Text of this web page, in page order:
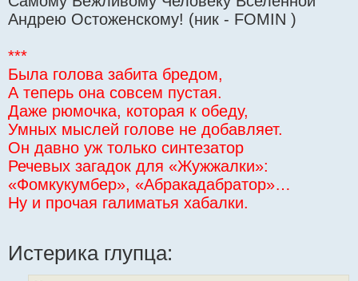
Андрею Остоженскому! (ник - FOMIN )
***
Была голова забита бредом,
А теперь она совсем пустая.
Даже рюмочка, которая к обеду,
Умных мыслей голове не добавляет.
Он давно уж только синтезатор
Речевых загадок для «Жужжалки»:
«Фомкукумбер», «Абракадабратор»…
Ну и прочая галиматья хабалки.
Истерика глупца: